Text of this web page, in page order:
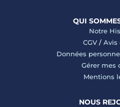
QUI
Notre
CGV/ Avis
Données
Gérer mes
Mentions
NOUS